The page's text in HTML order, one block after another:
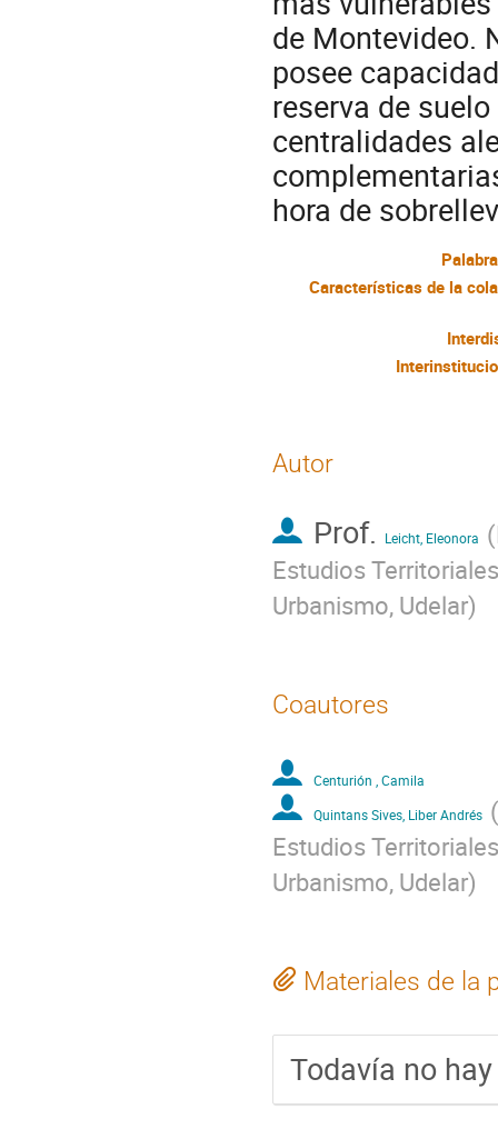
de Montevideo.
posee
reserva de
centralidades
hora de
Autor
Prof. Leicht, Eleonora (
Estudios
Urbanismo, Udelar)
Coautores
Centurión , Camila
Quintans Sives, Liber Andrés (
Estudios
Urbanismo, Udelar)
Materiales de la
Todavía no